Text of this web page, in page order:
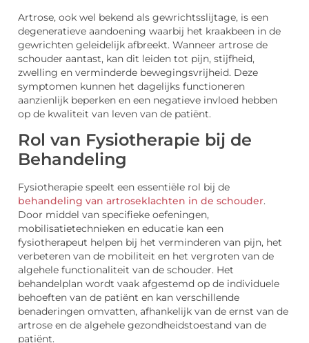
Artrose, ook wel bekend als gewrichtsslijtage, is een
degeneratieve aandoening waarbij het kraakbeen in de
gewrichten geleidelijk afbreekt. Wanneer artrose de
schouder aantast, kan dit leiden tot pijn, stijfheid,
zwelling en verminderde bewegingsvrijheid. Deze
symptomen kunnen het dagelijks functioneren
aanzienlijk beperken en een negatieve invloed hebben
op de kwaliteit van leven van de patiënt.
Rol van Fysiotherapie bij de
Behandeling
Fysiotherapie speelt een essentiële rol bij de
behandeling van artroseklachten in de schouder.
Door middel van specifieke oefeningen,
mobilisatietechnieken en educatie kan een
fysiotherapeut helpen bij het verminderen van pijn, het
verbeteren van de mobiliteit en het vergroten van de
algehele functionaliteit van de schouder. Het
behandelplan wordt vaak afgestemd op de individuele
behoeften van de patiënt en kan verschillende
benaderingen omvatten, afhankelijk van de ernst van de
artrose en de algehele gezondheidstoestand van de
patiënt.